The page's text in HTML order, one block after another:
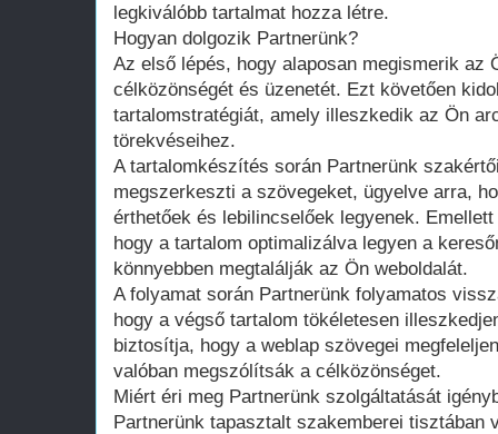
legkiválóbb tartalmat hozza létre.
Hogyan dolgozik Partnerünk?
Az első lépés, hogy alaposan megismerik az
célközönségét és üzenetét. Ezt követően
tartalomstratégiát, amely illeszkedik az Ön
törekvéseihez.
A tartalomkészítés során Partnerünk
megszerkeszti a szövegeket, ügyelve arra,
érthetőek és lebilincselőek legyenek.
hogy a tartalom optimalizálva legyen a
könnyebben megtalálják az Ön weboldalát.
A folyamat során Partnerünk folyamatos
hogy a végső tartalom tökéletesen
biztosítja, hogy a weblap szövegei
valóban megszólítsák a célközönséget.
Miért éri meg Partnerünk szolgáltatását
Partnerünk tapasztalt szakemberei tisztában